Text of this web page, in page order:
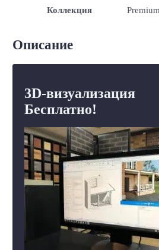
Коллекция Premium
Описание
3D-визуализация
Бесплатно!